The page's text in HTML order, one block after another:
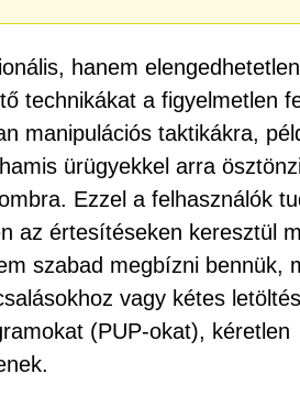
hanem
technikákat a figyelmetlen
manipulációs taktikákra,
ürügyekkel arra
Ezzel a felhasználók
az értesítéseken keresztül
szabad megbízni bennük,
vagy kétes
(PUP-okat), kéretlen